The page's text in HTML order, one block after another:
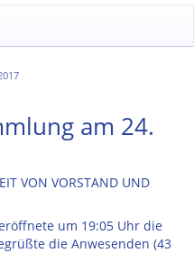
am 24.
VON VORSTAND UND
um 19:05 Uhr die
die Anwesenden (43